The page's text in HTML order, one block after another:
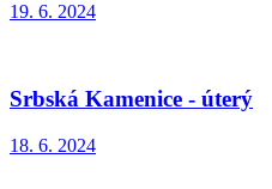
19. 6. 2024
Srbská Kamenice - úterý
18. 6. 2024